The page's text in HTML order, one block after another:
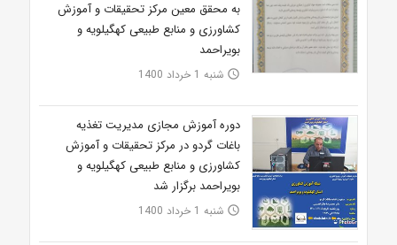
به محقق معین مرکز تحقیقات و آموزش
کشاورزی و منابع طبیعی کهگیلویه و
بویراحمد
access_time شنبه 1 خرداد 1400
دوره آموزش مجازی مدیریت تغذیه
باغات گردو در مرکز تحقیقات و آموزش
کشاورزی و منابع طبیعی کهگیلویه و
بویراحمد برگزار شد
access_time شنبه 1 خرداد 1400